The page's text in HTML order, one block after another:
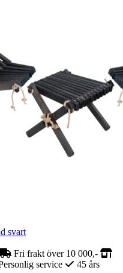
svart
Fri frakt över 10 000,-
service
45 års